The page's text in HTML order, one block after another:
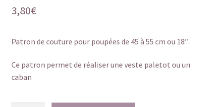
3,80€
Patron de couture pour poupées de 45 à 55 cm ou 18″.
Ce patron permet de réaliser une veste paletot ou un
caban